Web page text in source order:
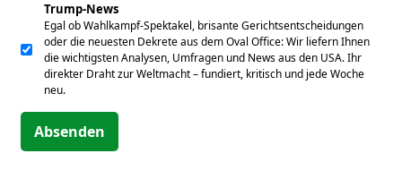
Trump-News
Egal ob Wahlkampf-Spektakel, brisante Gerichtsentscheidungen
oder die neuesten Dekrete aus dem Oval Office: Wir liefern Ihnen
die wichtigsten Analysen, Umfragen und News aus den USA. Ihr
direkter Draht zur Weltmacht – fundiert, kritisch und jede Woche
neu.
Absenden